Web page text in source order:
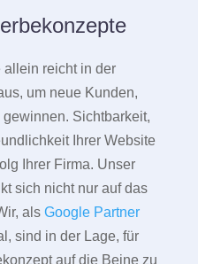
allein reicht in der
um neue Kunden,
gewinnen. Sichtbarkeit,
Ihrer Website
Ihrer Firma. Unser
sich nicht nur auf das
als Google Partner
sind in der Lage, für
auf die Beine zu